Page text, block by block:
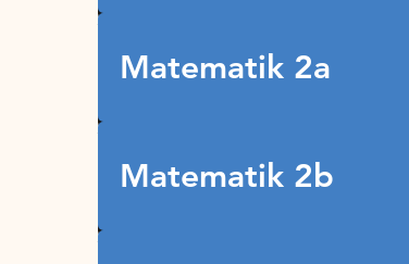
Matematik 2a
Matematik 2b